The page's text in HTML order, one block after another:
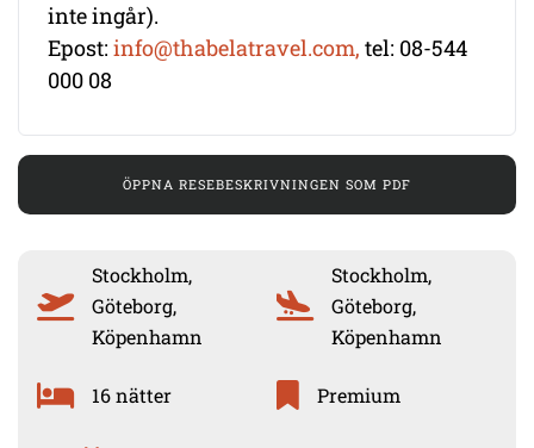
inte ingår).
Epost: info@thabelatravel.com, tel: 08-544
000 08
ÖPPNA RESEBESKRIVNINGEN SOM PDF
Stockholm,
Göteborg,
Köpenhamn
Stockholm,
Göteborg,
Köpenhamn
16 nätter Premium